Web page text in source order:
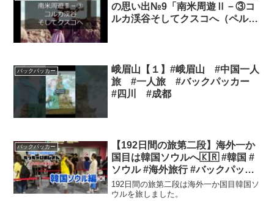
の思い出№9「南米周遊Ⅱ－③コ
ルカ渓谷そしてクスコへ（ペル
バックパッカー
峨眉山【１】#峨眉山 #中国一人
旅 #一人旅 #バックパッカー
#四川 #成都
バックパッカー
【192日間の旅第二段】海外一か
国目は韓国ソウルへ🇰🇷 #韓国 #
ソウル #海外旅行 #バックパッカ
ー
192日間の旅第二段は海外一か国目韓国ソ
ウルを旅しました。